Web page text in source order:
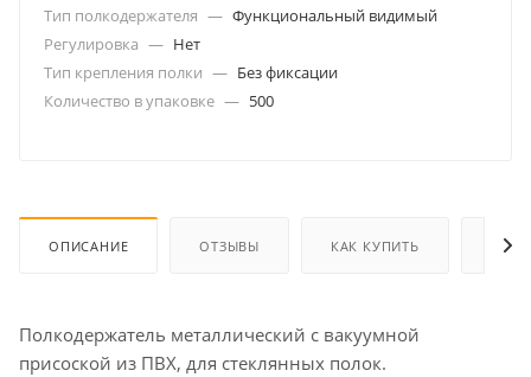
Тип полкодержателя — Функциональный видимый
Регулировка — Нет
Тип крепления полки — Без фиксации
Количество в упаковке — 500
ОПИСАНИЕ ОТЗЫВЫ КАК КУПИТЬ
Полкодержатель металлический с вакуумной
присоской из ПВХ, для стеклянных полок.